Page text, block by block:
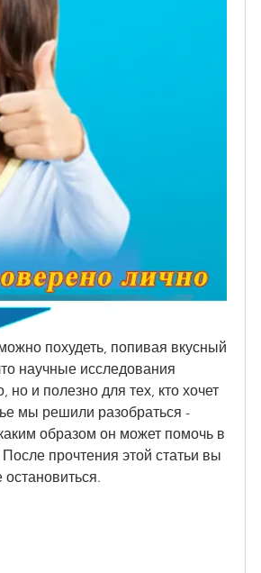
похудеть, попивая вкусный
научные исследования
но и полезно для тех, кто хочет
мы решили разобраться -
образом он может помочь в
прочтения этой статьи вы
остановиться.